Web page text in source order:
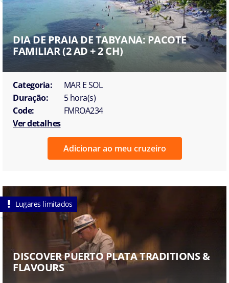
DIA DE PRAIA DE TABYANA: PACOTE
FAMILIAR (2 AD + 2 CH)
Categoria:
MAR E SOL
Duração:
5 hora(s)
Code:
FMROA234
Ver detalhes
Adicionar ao meu cruzeiro
Lugares limitados
DISCOVER PUERTO PLATA TRADITIONS &
FLAVOURS